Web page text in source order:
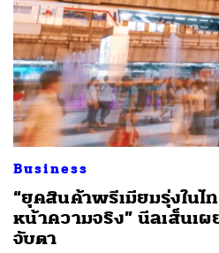
Business
“ยุคสินค้าพรีเมียมรุ่งในไ
หน้าความจริง” นีลเส็นเ
จับตา
ค้นหา
SHARE TWEET